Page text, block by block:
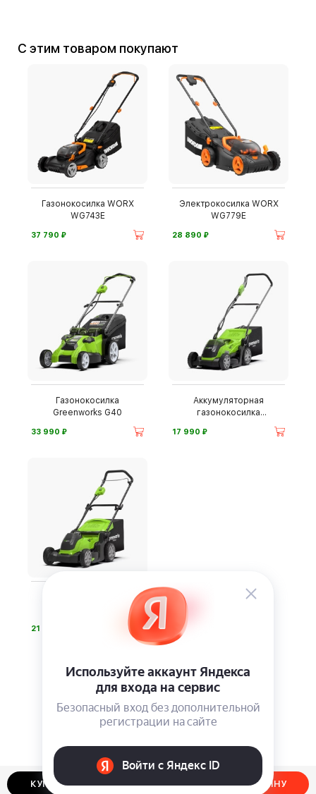
КУПИТЬ В ОДИН КЛИК ДОБАВИТЬ В КОРЗИНУ
С этим товаром покупают
Газонокосилка WORX
WG743E
37 790 ⃏
Электрокосилка WORX
WG779E
28 890 ⃏
Газонокосилка
Greenworks G40
33 990 ⃏
Аккумуляторная
газонокосилка
17 990 ⃏
Greenworks G40LM41
21 990